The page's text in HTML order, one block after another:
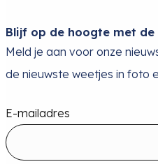
Blijf op de hoogte met
Meld je aan voor onze
de nieuwste weetjes in foto
E-mailadres